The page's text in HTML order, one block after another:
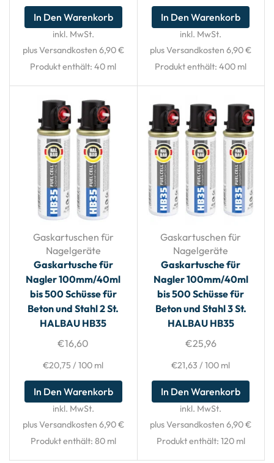
In Den Warenkorb
inkl. MwSt.
plus Versandkosten 6,90 €
Produkt enthält: 40 ml
In Den Warenkorb
inkl. MwSt.
plus Versandkosten 6,90 €
Produkt enthält: 400 ml
Gaskartuschen für
Nagelgeräte
Gaskartusche für
Nagler 100mm/40ml
bis 500 Schüsse für
Beton und Stahl 2 St.
HALBAU HB35
€16,60
€20,75 /100 ml
In Den Warenkorb
inkl. MwSt.
plus Versandkosten 6,90 €
Produkt enthält: 80 ml
Gaskartuschen für
Nagelgeräte
Gaskartusche für
Nagler 100mm/40ml
bis 500 Schüsse für
Beton und Stahl 3 St.
HALBAU HB35
€25,96
€21,63 /100 ml
In Den Warenkorb
inkl. MwSt.
plus Versandkosten 6,90 €
Produkt enthält: 120 ml